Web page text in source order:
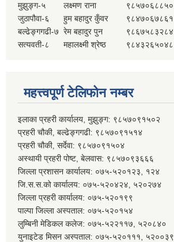
मुझुङ्ग-५ लक्ष्मण राना
९८५७०६८८५०
जुठापौवा-६
हुम बहादुर कुँवर
९८४७०६७८६१
बल्ढेङ्गगढी-७ रेम बहादुर पुन
९८६७५८३२८४
सत्यवती-८
महालक्ष्मी श्रेष्ठ ९८४३२६५०४८
महत्त्वपूर्ण टेलिफोन नम्बर
इलाका प्रहरी कार्यालय, मुझुङ्ग: ९८५७०९१५०२
प्रहरी चौकी, बल्ढेङ्गगढी: ९८५७०९१५१४
प्रहरी चौकी, सर्देवा: ९८५७०९१५०४
अस्थायी प्रहरी पोष्ट, बेलवास: ९८५७०९३६६६
जिल्ला प्रशासन कार्यालय: ०७५-५२०१२३, १२४
जि.स.स.को कार्यालय: ०७५-५२०४२४, ५२०२७४
जिल्ला प्रहरी कार्यालय: ०७५-५२०१९९
पाल्पा जिल्ला अस्पताल: ०७५-५२०१५४
लुम्बिनी मेडिकल कलेज: ०७५-५२२११७, ५२०८४०
युनाइटेड मिसन अस्पताल: ०७५-५२०१११, ५२००३९